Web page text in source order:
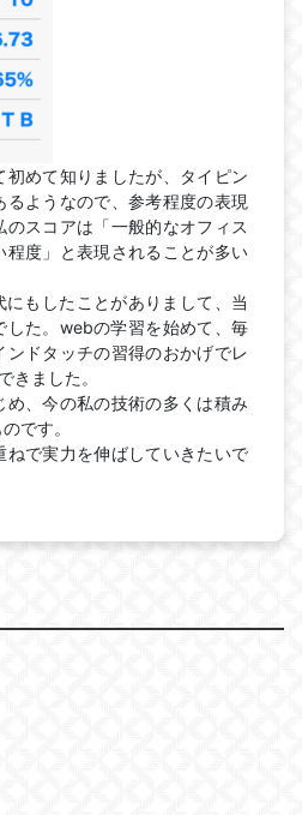
初めて知りましたが、タイピン
ようなので、参考程度の表現
スコアは「一般的なオフィス
程度」と表現されることが多い
もしたことがありまして、当
した。webの学習を始めて、毎
ンドタッチの習得のおかげでレ
きました。
め、今の私の技術の多くは積み
です。
ねで実力を伸ばしていきたいで